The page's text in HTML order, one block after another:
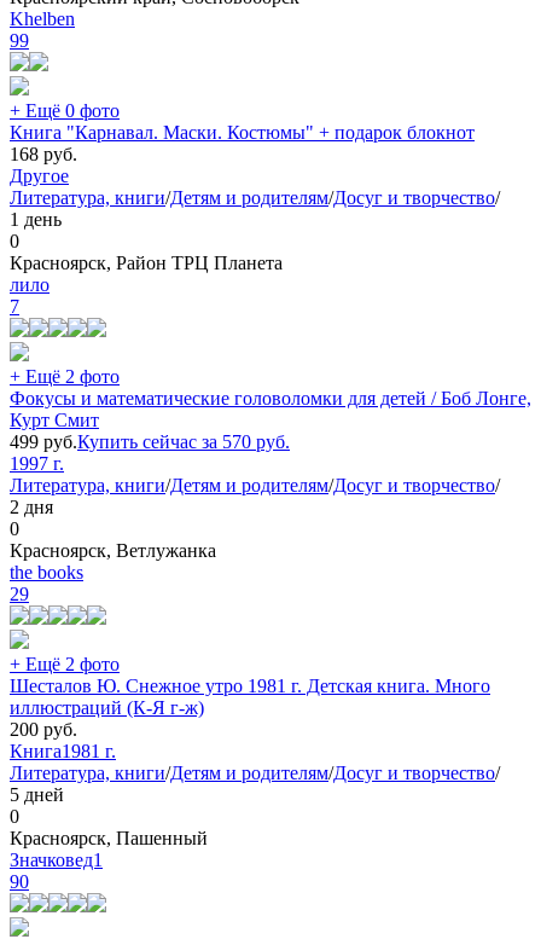
Khelben
99
+ Ещё 0 фото
Книга "Карнавал. Маски. Костюмы" + подарок блокнот
168 руб.
Другое
Литература, книги/Детям и родителям/Досуг и творчество/
1 день
0
Красноярск, Район ТРЦ Планета
лило
7
+ Ещё 2 фото
Фокусы и математические головоломки для детей / Боб Лонге,
Курт Смит
499 руб.Купить сейчас за 570 руб.
1997 г.
Литература, книги/Детям и родителям/Досуг и творчество/
2 дня
0
Красноярск, Ветлужанка
the books
29
+ Ещё 2 фото
Шесталов Ю. Снежное утро 1981 г. Детская книга. Много
иллюстраций (К-Я г-ж)
200 руб.
Книга1981 г.
Литература, книги/Детям и родителям/Досуг и творчество/
5 дней
0
Красноярск, Пашенный
Значковед1
90